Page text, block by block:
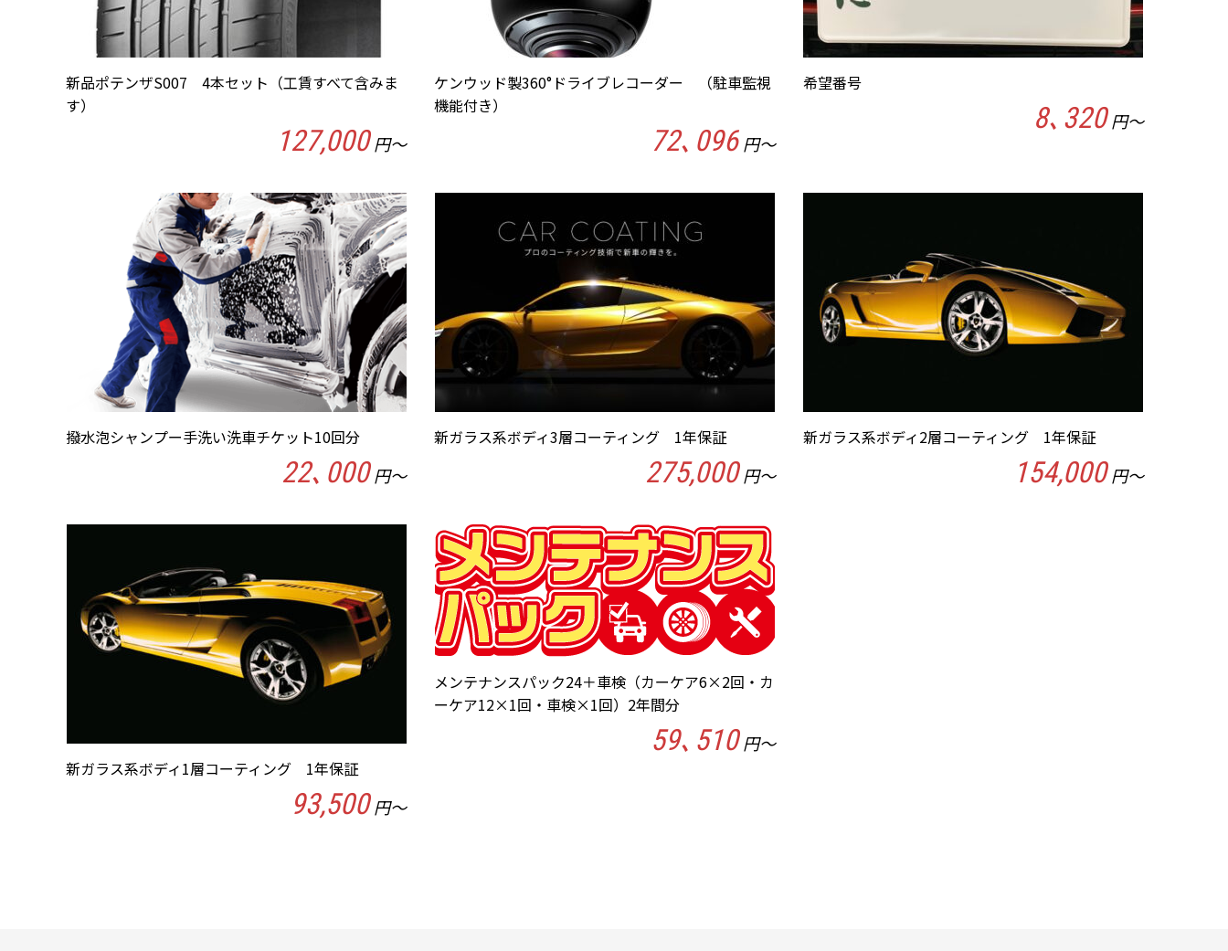
新品ポテンザS007 4本セット（工賃すべて含みま
す）
127,000 円～
ケンウッド製360°ドライブレコーダー （駐車監視
機能付き）
72､096 円～
希望番号
8､320 円～
撥水泡シャンプー手洗い洗車チケット10回分
22､000 円～
新ガラス系ボディ3層コーティング 1年保証
275,000 円～
新ガラス系ボディ2層コーティング 1年保証
154,000 円～
新ガラス系ボディ1層コーティング 1年保証
93,500 円～
メンテナンスパック24＋車検（カーケア6×2回・カ
ーケア12×1回・車検×1回）2年間分
59､510 円～